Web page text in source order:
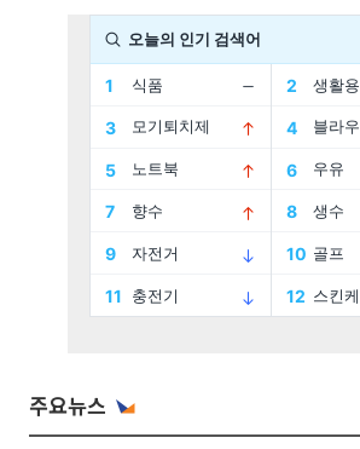
주요뉴스